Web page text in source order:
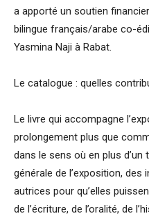
a apporté un soutien
bilingue français/arabe co-
Yasmina Naji à Rabat.
Le catalogue : quelles
Le livre qui accompagne
prolongement plus que
dans le sens où en plus d’un
générale de l’exposition,
autrices pour qu’elles
de l’écriture, de l’oralité, de